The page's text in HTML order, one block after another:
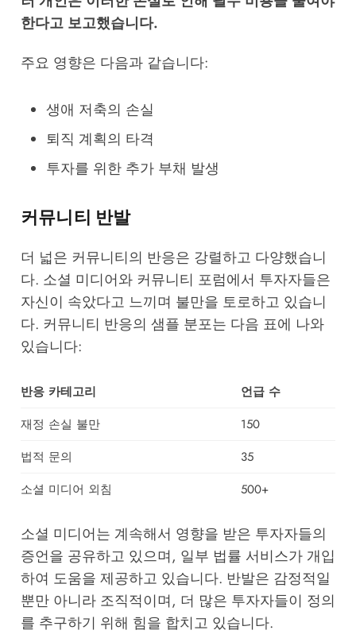
한다고 보고했습니다.
주요 영향은 다음과 같습니다:
생애 저축의 손실
퇴직 계획의 타격
투자를 위한 추가 부채 발생
커뮤니티 반발
더 넓은 커뮤니티의 반응은 강렬하고 다양했습니
다. 소셜 미디어와 커뮤니티 포럼에서 투자자들은
자신이 속았다고 느끼며 불만을 토로하고 있습니
다. 커뮤니티 반응의 샘플 분포는 다음 표에 나와
있습니다:
반응 카테고리
언급 수
재정 손실 불만
150
법적 문의
35
소셜 미디어 외침
500+
소셜 미디어는 계속해서 영향을 받은 투자자들의
증언을 공유하고 있으며, 일부 법률 서비스가 개입
하여 도움을 제공하고 있습니다. 반발은 감정적일
뿐만 아니라 조직적이며, 더 많은 투자자들이 정의
를 추구하기 위해 힘을 합치고 있습니다.